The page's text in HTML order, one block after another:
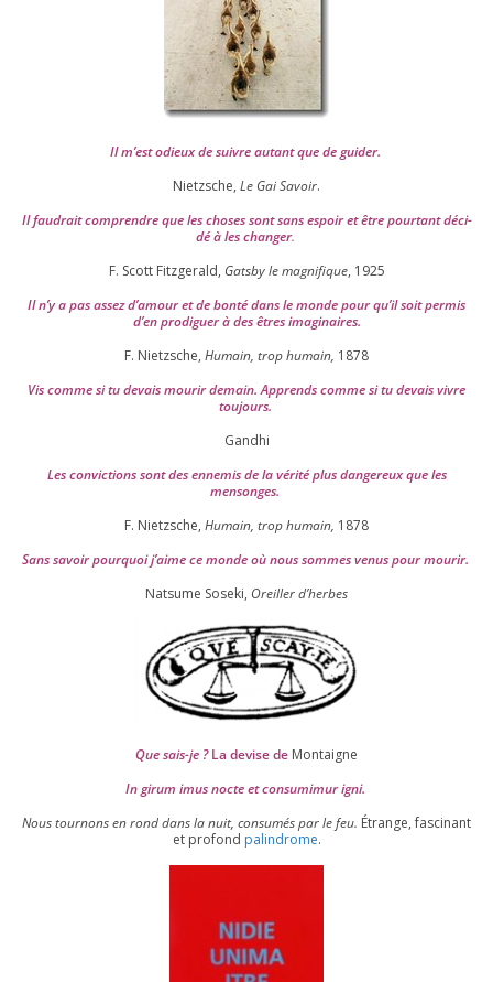
Il m’est odieux de suivre autant que de gui­der.
Nietzsche, Le Gai Savoir.
Il fau­drait com­prendre que les choses sont sans espoir et être pour­tant déci­
dé à les chan­ger.
F. Scott Fitzgerald, Gatsby le magni­fique, 1925
Il n’y a pas assez d’a­mour et de bon­té dans le monde pour qu’il soit per­mis
d’en pro­di­guer à des êtres imaginaires.
F. Nietzsche, Humain, trop humain, 1878
Vis comme si tu devais mou­rir demain. Apprends comme si tu devais vivre
toujours.
Gandhi
Les convic­tions sont des enne­mis de la véri­té plus dan­ge­reux que les
mensonges.
F. Nietzsche, Humain, trop humain, 1878
Sans savoir pour­quoi j’aime ce monde où nous sommes venus pour mourir.
Natsume Soseki, Oreiller d’herbes
Que sais-je ?La devise de Montaigne
In girum imus nocte et consu­mi­mur igni.
Nous tour­nons en rond dans la nuit, consu­més par le feu. Étrange, fas­ci­nant
et pro­fond palin­drome.